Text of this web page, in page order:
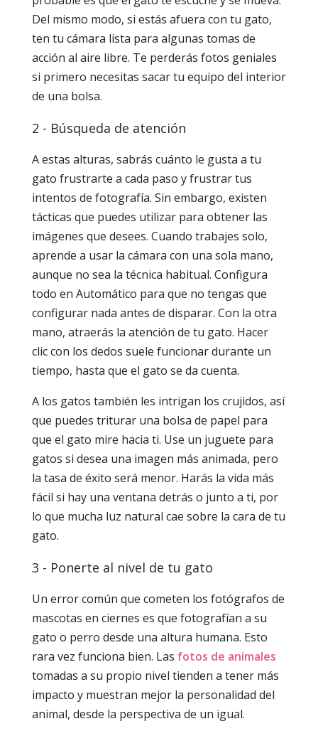
Del mismo modo, si estás afuera con tu gato,
ten tu cámara lista para algunas tomas de
acción al aire libre. Te perderás fotos geniales
si primero necesitas sacar tu equipo del interior
de una bolsa.
2 - Búsqueda de atención
A estas alturas, sabrás cuánto le gusta a tu
gato frustrarte a cada paso y frustrar tus
intentos de fotografía. Sin embargo, existen
tácticas que puedes utilizar para obtener las
imágenes que desees. Cuando trabajes solo,
aprende a usar la cámara con una sola mano,
aunque no sea la técnica habitual. Configura
todo en Automático para que no tengas que
configurar nada antes de disparar. Con la otra
mano, atraerás la atención de tu gato. Hacer
clic con los dedos suele funcionar durante un
tiempo, hasta que el gato se da cuenta.
A los gatos también les intrigan los crujidos, así
que puedes triturar una bolsa de papel para
que el gato mire hacia ti. Use un juguete para
gatos si desea una imagen más animada, pero
la tasa de éxito será menor. Harás la vida más
fácil si hay una ventana detrás o junto a ti, por
lo que mucha luz natural cae sobre la cara de tu
gato.
3 - Ponerte al nivel de tu gato
Un error común que cometen los fotógrafos de
mascotas en ciernes es que fotografían a su
gato o perro desde una altura humana. Esto
rara vez funciona bien. Las fotos de animales
tomadas a su propio nivel tienden a tener más
impacto y muestran mejor la personalidad del
animal, desde la perspectiva de un igual.